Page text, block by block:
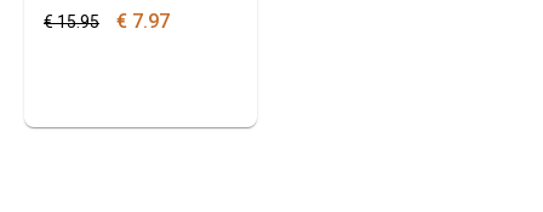
€ 15.95 € 7.97